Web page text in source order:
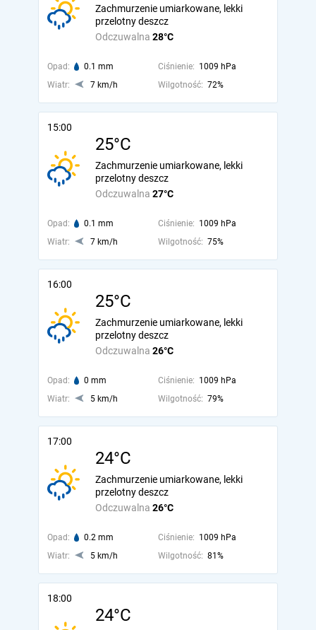
Odczuwalna 28°C
Zachmurzenie umiarkowane, lekki
przelotny deszcz
Opad: 0.1 mm Ciśnienie: 1009 hPa
Wiatr:
7 km/h Wilgotność: 72%
15:00
25°C
Odczuwalna 27°C
Zachmurzenie umiarkowane, lekki
przelotny deszcz
Opad: 0.1 mm Ciśnienie: 1009 hPa
Wiatr:
7 km/h Wilgotność: 75%
16:00
25°C
Odczuwalna 26°C
Zachmurzenie umiarkowane, lekki
przelotny deszcz
Opad: 0 mm Ciśnienie: 1009 hPa
Wiatr:
5 km/h Wilgotność: 79%
17:00
24°C
Odczuwalna 26°C
Zachmurzenie umiarkowane, lekki
przelotny deszcz
Opad: 0.2 mm Ciśnienie: 1009 hPa
Wiatr:
5 km/h Wilgotność: 81%
18:00
24°C